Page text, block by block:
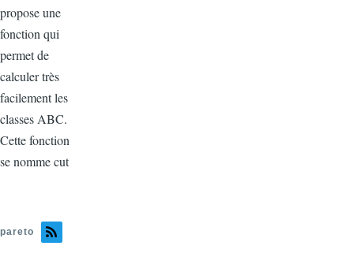
propose une
fonction qui
permet de
calculer très
facilement les
classes ABC.
Cette fonction
se nomme cut
pareto